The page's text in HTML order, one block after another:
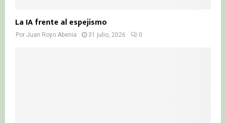
La IA frente al espejismo
Por Juan Royo Abenia 31 julio, 2026 0